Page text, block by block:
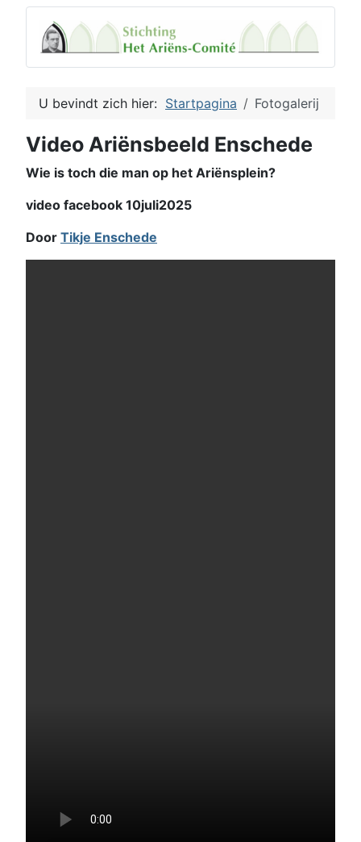
U bevindt zich hier: Startpagina Fotogalerij
Video Ariënsbeeld Enschede
Wie is toch die man op het Ariënsplein?
video facebook 10juli2025
Door Tikje Enschede